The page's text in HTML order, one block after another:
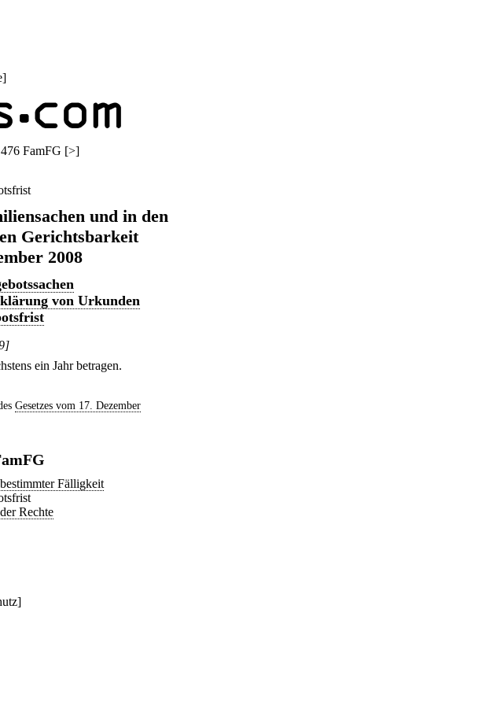
]
FamFG [>]
und in den
Gerichtsbarkeit
2008
von Urkunden
ein Jahr betragen.
Gesetzes vom 17. Dezember
Fälligkeit
Rechte
]